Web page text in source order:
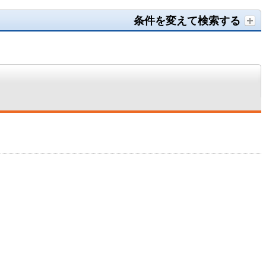
条件を変えて検索する